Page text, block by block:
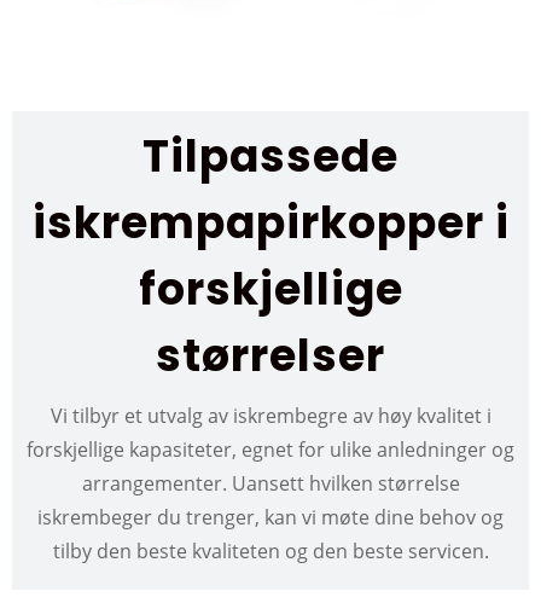
Tilpassede
iskrempapirkopper i
forskjellige
størrelser
Vi tilbyr et utvalg av iskrembegre av høy kvalitet i
forskjellige kapasiteter, egnet for ulike anledninger og
arrangementer. Uansett hvilken størrelse
iskrembeger du trenger, kan vi møte dine behov og
tilby den beste kvaliteten og den beste servicen.